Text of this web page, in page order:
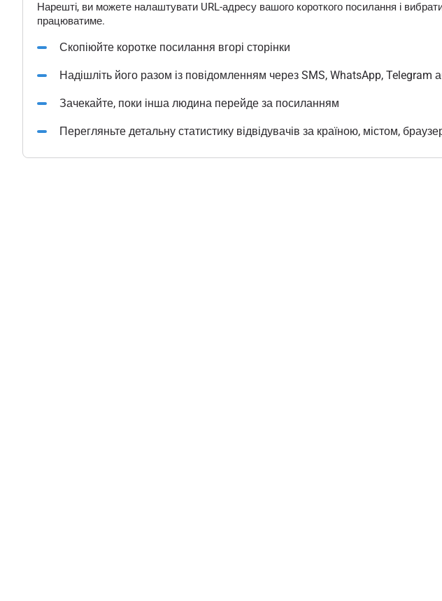
Нарешті, ви можете налаштувати URL-адресу вашого короткого посилання і
працюватиме.
Скопіюйте коротке посилання вгорі сторінки
Надішліть його разом із повідомленням через SMS, WhatsApp,
Зачекайте, поки інша людина перейде за посиланням
Перегляньте детальну статистику відвідувачів за країною, містом,